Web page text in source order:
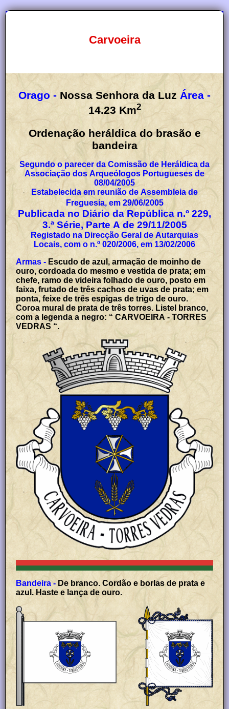
Carvoeira
Orago - Nossa Senhora da Luz
Área -
14.23 Km2
Ordenação heráldica do brasão e
bandeira
Segundo o parecer da Comissão de Heráldica da
Associação dos Arqueólogos Portugueses de
08/04/2005
Estabelecida em reunião de Assembleia de
Freguesia, em 29/06/2005
Publicada no Diário da República n.º 229,
3.ª Série, Parte A de 29/11/2005
Registado na Direcção Geral de Autarquias
Locais, com o n.º 020/2006, em 13/02/2006
Armas - Escudo de azul, armação de moinho de
ouro, cordoada do mesmo e vestida de prata; em
chefe, ramo de videira folhado de ouro, posto em
faixa, frutado de três cachos de uvas de prata; em
ponta, feixe de três espigas de trigo de ouro.
Coroa mural de prata de três torres. Listel branco,
com a legenda a negro: “ CARVOEIRA - TORRES
VEDRAS “.
Bandeira - De branco. Cordão e borlas de prata e
azul. Haste e lança de ouro.